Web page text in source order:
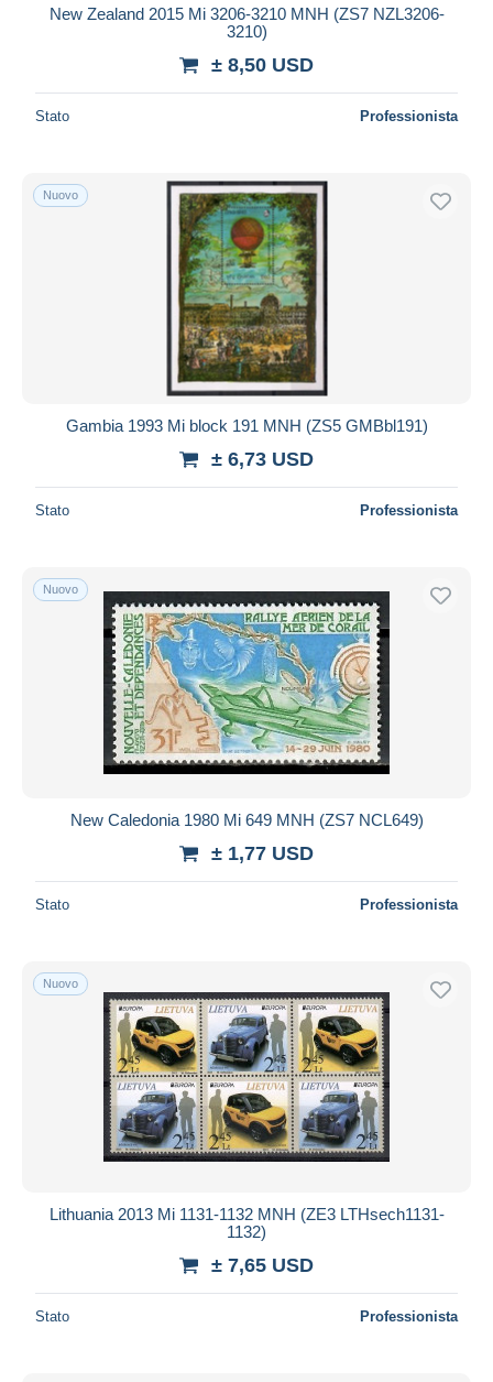
New Zealand 2015 Mi 3206-3210 MNH (ZS7 NZL3206-
3210)
± 8,50 USD
Stato Professionista
Nuovo
Gambia 1993 Mi block 191 MNH (ZS5 GMBbl191)
± 6,73 USD
Stato Professionista
Nuovo
New Caledonia 1980 Mi 649 MNH (ZS7 NCL649)
± 1,77 USD
Stato Professionista
Nuovo
Lithuania 2013 Mi 1131-1132 MNH (ZE3 LTHsech1131-
1132)
± 7,65 USD
Stato Professionista